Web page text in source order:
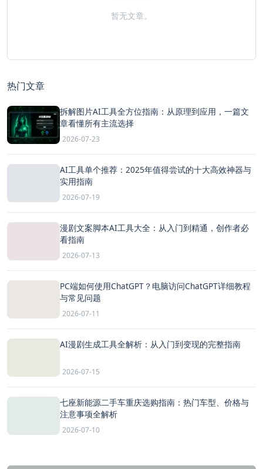
暂无文章。
热门文章
拆解图片AI工具全方位指南：从原理到应用，一篇文
章看懂所有主流选择
2026-07-23
AI工具单个推荐：2025年值得尝试的十大高效神器与
实用指南
2026-07-19
漫剧文案脚本AI工具大全：从入门到精通，创作者必
看指南
2026-07-13
PC端如何使用ChatGPT？电脑访问ChatGPT详细教程
与常见问题
2026-07-11
AI漫剧生成工具全解析：从入门到变现的完整指南
2026-07-15
七座新能源二手车重庆选购指南：热门车型、价格与
注意事项全解析
2026-07-10